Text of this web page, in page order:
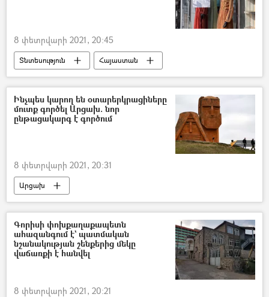
8 փետրվարի 2021, 20:45
Տնտեսություն
Հայաստան
Թուրքիա
արտադրություն
արգելք
Վահան Քերոբյան
Ինչպես կարող են օտարերկրացիները
մուտք գործել Արցախ. նոր
ընթացակարգ է գործում
8 փետրվարի 2021, 20:31
Արցախ
Գորիսի փոխքաղաքապետն
ահազանգում է` պատմական
նշանակության շենքերից մեկը
վաճառքի է հանվել
8 փետրվարի 2021, 20:21